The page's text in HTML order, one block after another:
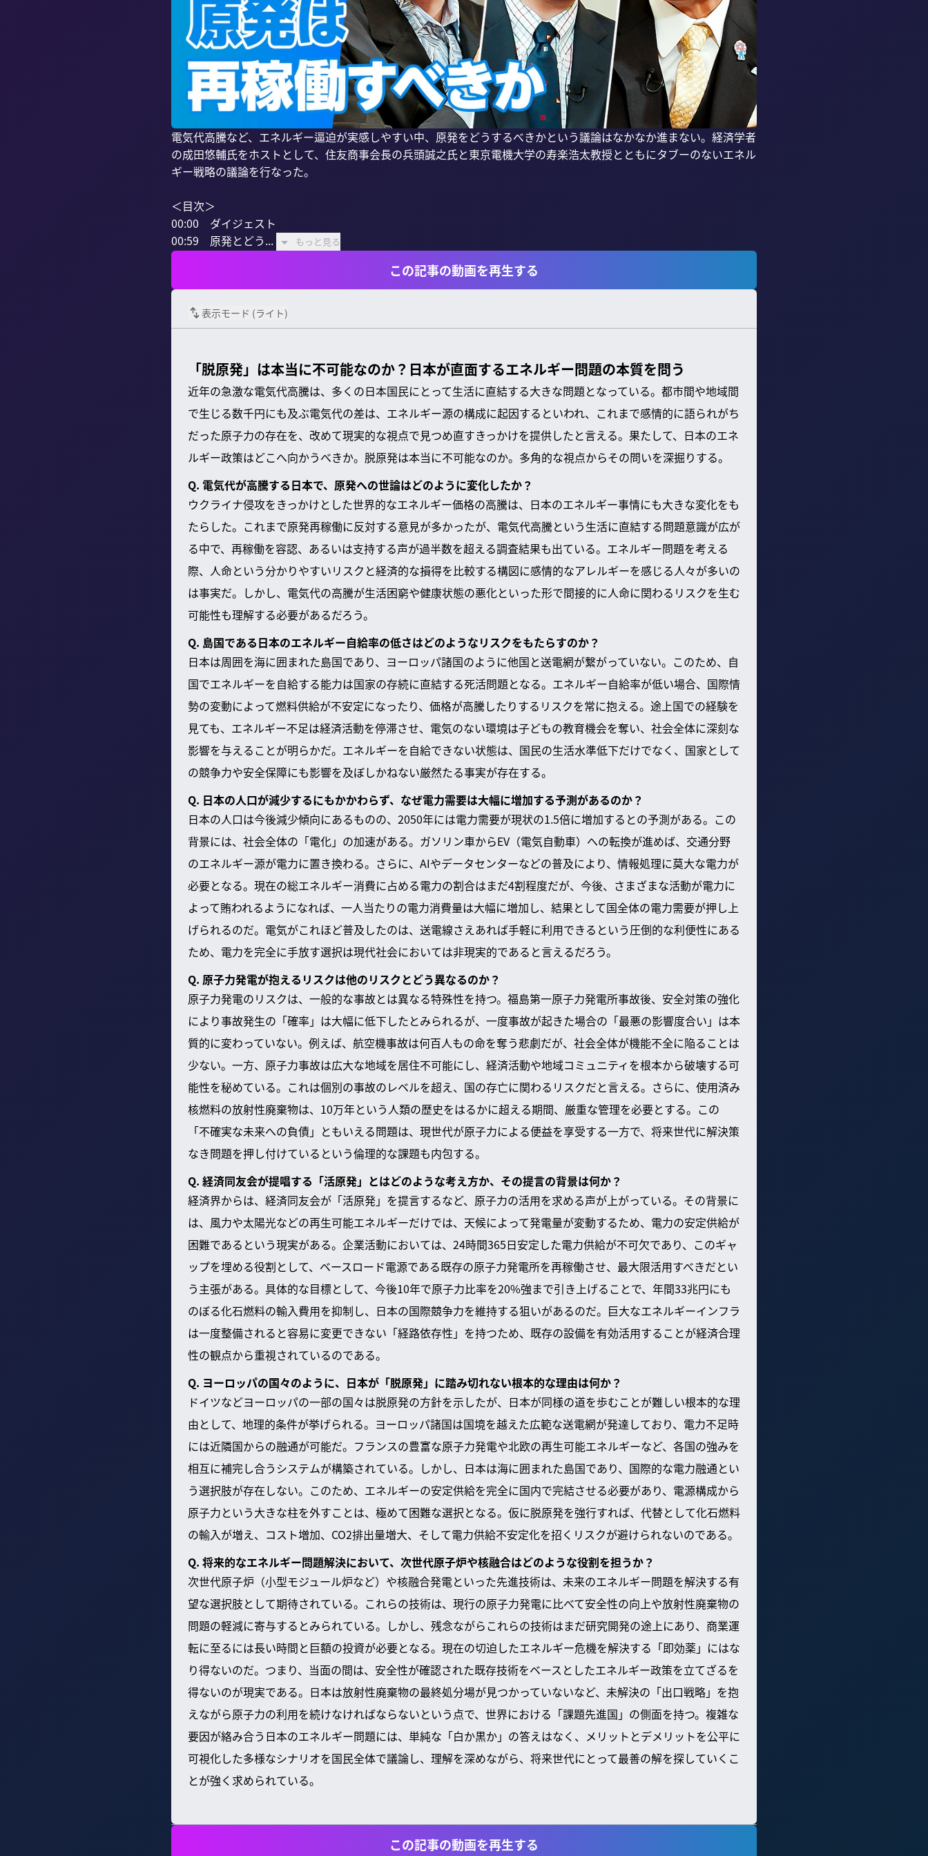
電気代高騰など、エネルギー逼迫が実感しやすい中、原発をどうするべきかという議論はなかなか進まない。経済学者
の成田悠輔氏をホストとして、住友商事会長の兵頭誠之氏と東京電機大学の寿楽浩太教授とともにタブーのないエネル
ギー戦略の議論を行なった。
＜目次＞
00:00　ダイジェスト
00:59　原発とどう...
もっと見る
この記事の動画を再生する
表示モード (ライト)
「脱原発」は本当に不可能なのか？日本が直面するエネルギー問題の本質を問う
近年の急激な電気代高騰は、多くの日本国民にとって生活に直結する大きな問題となっている。都市間や地域間
で生じる数千円にも及ぶ電気代の差は、エネルギー源の構成に起因するといわれ、これまで感情的に語られがち
だった原子力の存在を、改めて現実的な視点で見つめ直すきっかけを提供したと言える。果たして、日本のエネ
ルギー政策はどこへ向かうべきか。脱原発は本当に不可能なのか。多角的な視点からその問いを深掘りする。
Q. 電気代が高騰する日本で、原発への世論はどのように変化したか？
ウクライナ侵攻をきっかけとした世界的なエネルギー価格の高騰は、日本のエネルギー事情にも大きな変化をも
たらした。これまで原発再稼働に反対する意見が多かったが、電気代高騰という生活に直結する問題意識が広が
る中で、再稼働を容認、あるいは支持する声が過半数を超える調査結果も出ている。エネルギー問題を考える
際、人命という分かりやすいリスクと経済的な損得を比較する構図に感情的なアレルギーを感じる人々が多いの
は事実だ。しかし、電気代の高騰が生活困窮や健康状態の悪化といった形で間接的に人命に関わるリスクを生む
可能性も理解する必要があるだろう。
Q. 島国である日本のエネルギー自給率の低さはどのようなリスクをもたらすのか？
日本は周囲を海に囲まれた島国であり、ヨーロッパ諸国のように他国と送電網が繋がっていない。このため、自
国でエネルギーを自給する能力は国家の存続に直結する死活問題となる。エネルギー自給率が低い場合、国際情
勢の変動によって燃料供給が不安定になったり、価格が高騰したりするリスクを常に抱える。途上国での経験を
見ても、エネルギー不足は経済活動を停滞させ、電気のない環境は子どもの教育機会を奪い、社会全体に深刻な
影響を与えることが明らかだ。エネルギーを自給できない状態は、国民の生活水準低下だけでなく、国家として
の競争力や安全保障にも影響を及ぼしかねない厳然たる事実が存在する。
Q. 日本の人口が減少するにもかかわらず、なぜ電力需要は大幅に増加する予測があるのか？
日本の人口は今後減少傾向にあるものの、2050年には電力需要が現状の1.5倍に増加するとの予測がある。この
背景には、社会全体の「電化」の加速がある。ガソリン車からEV（電気自動車）への転換が進めば、交通分野
のエネルギー源が電力に置き換わる。さらに、AIやデータセンターなどの普及により、情報処理に莫大な電力が
必要となる。現在の総エネルギー消費に占める電力の割合はまだ4割程度だが、今後、さまざまな活動が電力に
よって賄われるようになれば、一人当たりの電力消費量は大幅に増加し、結果として国全体の電力需要が押し上
げられるのだ。電気がこれほど普及したのは、送電線さえあれば手軽に利用できるという圧倒的な利便性にある
ため、電力を完全に手放す選択は現代社会においては非現実的であると言えるだろう。
Q. 原子力発電が抱えるリスクは他のリスクとどう異なるのか？
原子力発電のリスクは、一般的な事故とは異なる特殊性を持つ。福島第一原子力発電所事故後、安全対策の強化
により事故発生の「確率」は大幅に低下したとみられるが、一度事故が起きた場合の「最悪の影響度合い」は本
質的に変わっていない。例えば、航空機事故は何百人もの命を奪う悲劇だが、社会全体が機能不全に陥ることは
少ない。一方、原子力事故は広大な地域を居住不可能にし、経済活動や地域コミュニティを根本から破壊する可
能性を秘めている。これは個別の事故のレベルを超え、国の存亡に関わるリスクだと言える。さらに、使用済み
核燃料の放射性廃棄物は、10万年という人類の歴史をはるかに超える期間、厳重な管理を必要とする。この
「不確実な未来への負債」ともいえる問題は、現世代が原子力による便益を享受する一方で、将来世代に解決策
なき問題を押し付けているという倫理的な課題も内包する。
Q. 経済同友会が提唱する「活原発」とはどのような考え方か、その提言の背景は何か？
経済界からは、経済同友会が「活原発」を提言するなど、原子力の活用を求める声が上がっている。その背景に
は、風力や太陽光などの再生可能エネルギーだけでは、天候によって発電量が変動するため、電力の安定供給が
困難であるという現実がある。企業活動においては、24時間365日安定した電力供給が不可欠であり、このギャ
ップを埋める役割として、ベースロード電源である既存の原子力発電所を再稼働させ、最大限活用すべきだとい
う主張がある。具体的な目標として、今後10年で原子力比率を20%強まで引き上げることで、年間33兆円にも
のぼる化石燃料の輸入費用を抑制し、日本の国際競争力を維持する狙いがあるのだ。巨大なエネルギーインフラ
は一度整備されると容易に変更できない「経路依存性」を持つため、既存の設備を有効活用することが経済合理
性の観点から重視されているのである。
Q. ヨーロッパの国々のように、日本が「脱原発」に踏み切れない根本的な理由は何か？
ドイツなどヨーロッパの一部の国々は脱原発の方針を示したが、日本が同様の道を歩むことが難しい根本的な理
由として、地理的条件が挙げられる。ヨーロッパ諸国は国境を越えた広範な送電網が発達しており、電力不足時
には近隣国からの融通が可能だ。フランスの豊富な原子力発電や北欧の再生可能エネルギーなど、各国の強みを
相互に補完し合うシステムが構築されている。しかし、日本は海に囲まれた島国であり、国際的な電力融通とい
う選択肢が存在しない。このため、エネルギーの安定供給を完全に国内で完結させる必要があり、電源構成から
原子力という大きな柱を外すことは、極めて困難な選択となる。仮に脱原発を強行すれば、代替として化石燃料
の輸入が増え、コスト増加、CO2排出量増大、そして電力供給不安定化を招くリスクが避けられないのである。
Q. 将来的なエネルギー問題解決において、次世代原子炉や核融合はどのような役割を担うか？
次世代原子炉（小型モジュール炉など）や核融合発電といった先進技術は、未来のエネルギー問題を解決する有
望な選択肢として期待されている。これらの技術は、現行の原子力発電に比べて安全性の向上や放射性廃棄物の
問題の軽減に寄与するとみられている。しかし、残念ながらこれらの技術はまだ研究開発の途上にあり、商業運
転に至るには長い時間と巨額の投資が必要となる。現在の切迫したエネルギー危機を解決する「即効薬」にはな
り得ないのだ。つまり、当面の間は、安全性が確認された既存技術をベースとしたエネルギー政策を立てざるを
得ないのが現実である。日本は放射性廃棄物の最終処分場が見つかっていないなど、未解決の「出口戦略」を抱
えながら原子力の利用を続けなければならないという点で、世界における「課題先進国」の側面を持つ。複雑な
要因が絡み合う日本のエネルギー問題には、単純な「白か黒か」の答えはなく、メリットとデメリットを公平に
可視化した多様なシナリオを国民全体で議論し、理解を深めながら、将来世代にとって最善の解を探していくこ
とが強く求められている。
この記事の動画を再生する